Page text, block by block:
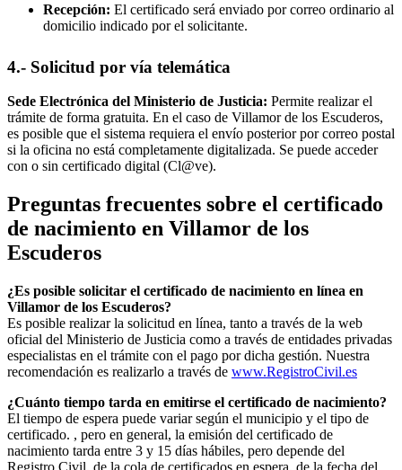
Recepción: El certificado será enviado por correo ordinario al
domicilio indicado por el solicitante.
4.- Solicitud por vía telemática
Sede Electrónica del Ministerio de Justicia: Permite realizar el
trámite de forma gratuita. En el caso de Villamor de los Escuderos,
es posible que el sistema requiera el envío posterior por correo postal
si la oficina no está completamente digitalizada. Se puede acceder
con o sin certificado digital (Cl@ve).
Preguntas frecuentes sobre el certificado
de nacimiento en Villamor de los
Escuderos
¿Es posible solicitar el certificado de nacimiento en línea en
Villamor de los Escuderos?
Es posible realizar la solicitud en línea, tanto a través de la web
oficial del Ministerio de Justicia como a través de entidades privadas
especialistas en el trámite con el pago por dicha gestión. Nuestra
recomendación es realizarlo a través de www.RegistroCivil.es
¿Cuánto tiempo tarda en emitirse el certificado de nacimiento?
El tiempo de espera puede variar según el municipio y el tipo de
certificado. , pero en general, la emisión del certificado de
nacimiento tarda entre 3 y 15 días hábiles, pero depende del